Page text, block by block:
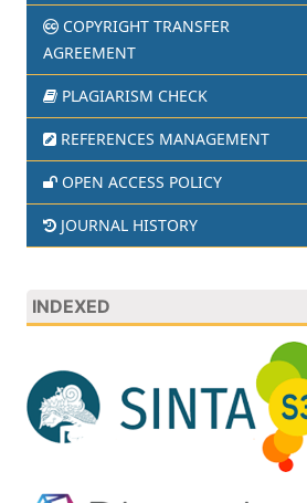
COPYRIGHT TRANSFER
AGREEMENT
PLAGIARISM CHECK
REFERENCES MANAGEMENT
OPEN ACCESS POLICY
JOURNAL HISTORY
INDEXED